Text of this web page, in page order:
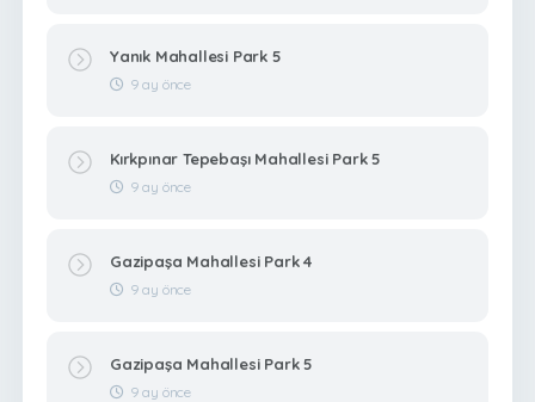
Yanık Mahallesi Park 5
9 ay önce
Kırkpınar Tepebaşı Mahallesi Park 5
9 ay önce
Gazipaşa Mahallesi Park 4
9 ay önce
Gazipaşa Mahallesi Park 5
9 ay önce